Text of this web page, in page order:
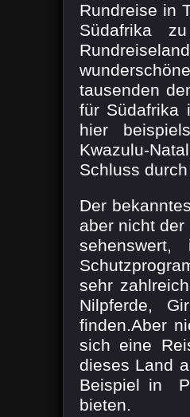
Rundreise in
Südafrika
tausenden
für Südafrika
hier
Kwazulu-
Schluss
Der
aber nicht
sehr
Nilpferde,
finden.Aber
sich eine
dieses Land
Beispiel in
bieten.